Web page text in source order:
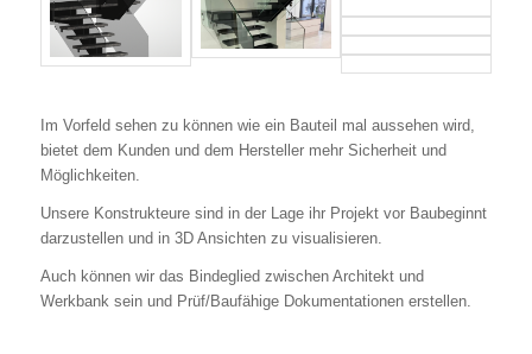
Im Vorfeld sehen zu können wie ein Bauteil mal aussehen wird,
bietet dem Kunden und dem Hersteller mehr Sicherheit und
Möglichkeiten.
Unsere Konstrukteure sind in der Lage ihr Projekt vor Baubeginnt
darzustellen und in 3D Ansichten zu visualisieren.
Auch können wir das Bindeglied zwischen Architekt und
Werkbank sein und Prüf/Baufähige Dokumentationen erstellen.